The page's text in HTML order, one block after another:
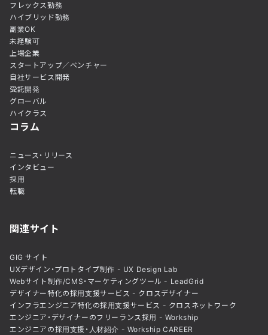
フレックス勤務
ハイブリッド勤務
副業OK
未経験可
上場企業
スタートアップ／ベンチャー
自社サービス開発
受託開発
グローバル
ハイクラス
コラム
ニュース・リリース
インタビュー
採用
転職
関連サイト
GIG サイト
UXデザイン・プロトタイプ制作 - UX Design Lab
Webサイト制作/CMS・マーケティングツール - LeadGrid
デザイナー特化の採用支援サービス - クロスデザイナー
インフラエンジニア特化の採用支援サービス - クロスネットワーク
エンジニア・デザイナーのフリーランス採用 - Workship
エンジニアの採用支援・人材紹介 - Workship CAREER